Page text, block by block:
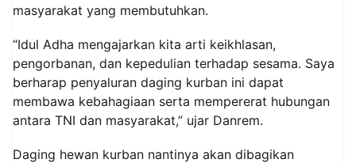
masyarakat yang membutuhkan.
‎“Idul Adha mengajarkan kita arti keikhlasan,
pengorbanan, dan kepedulian terhadap sesama. Saya
berharap penyaluran daging kurban ini dapat
membawa kebahagiaan serta mempererat hubungan
antara TNI dan masyarakat,” ujar Danrem.
‎Daging hewan kurban nantinya akan dibagikan